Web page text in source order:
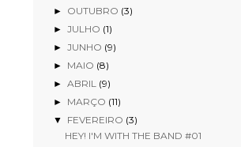
► OUTUBRO (3)
► JULHO (1)
► JUNHO (9)
► MAIO (8)
► ABRIL (9)
► MARÇO (11)
▼ FEVEREIRO (3)
HEY! I'M WITH THE BAND #01